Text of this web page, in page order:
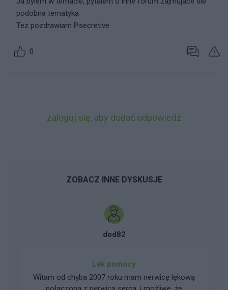
podobna tematyka
Tez pozdrawiam P.secretive
0
zaloguj się, aby dodać odpowiedź
ZOBACZ INNE DYSKUSJE
dod82
Lęk pomocy
Witam od chyba 2007 roku mam nerwicę lękową